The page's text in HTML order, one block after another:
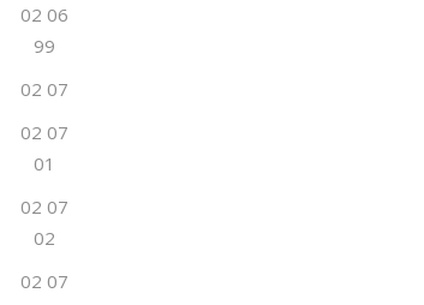
02 06
99
02 07
02 07
01
02 07
02
02 07